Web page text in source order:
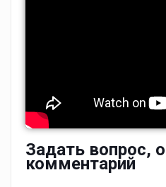
Задать вопрос,
комментарий